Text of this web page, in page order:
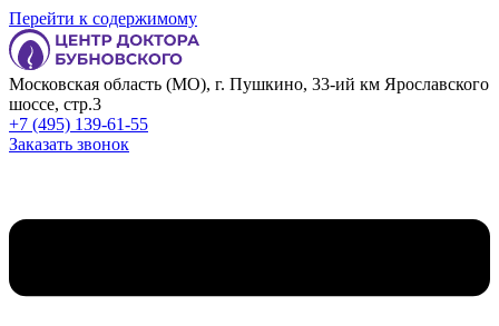
Перейти к содержимому
Московская область (МО), г. Пушкино, 33-ий км Ярославского
шоссе, стр.3
+7 (495) 139-61-55
Заказать звонок